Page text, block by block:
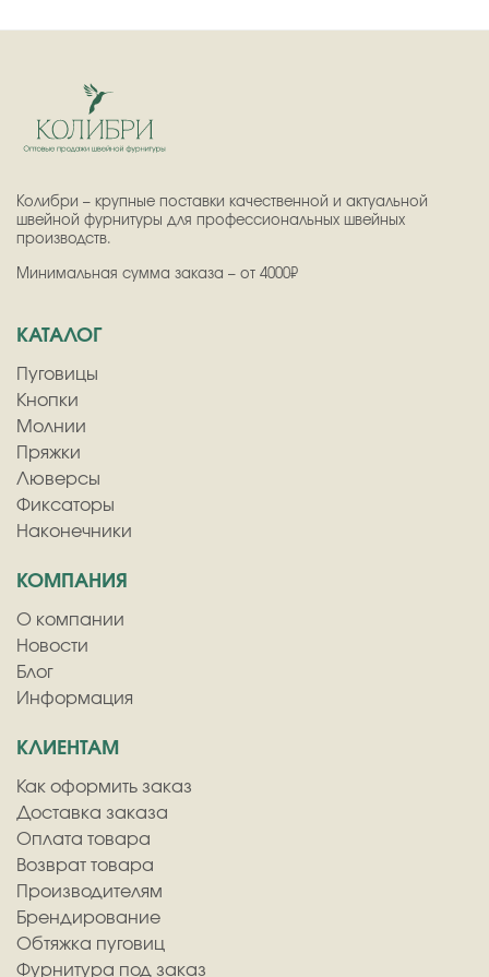
Колибри – крупные поставки качественной и актуальной
швейной фурнитуры для профессиональных швейных
производств.
Минимальная сумма заказа – от 4000₽
КАТАЛОГ
Пуговицы
Кнопки
Молнии
Пряжки
Люверсы
Фиксаторы
Наконечники
КОМПАНИЯ
О компании
Новости
Блог
Информация
КЛИЕНТАМ
Как оформить заказ
Доставка заказа
Оплата товара
Возврат товара
Производителям
Брендирование
Обтяжка пуговиц
Фурнитура под заказ